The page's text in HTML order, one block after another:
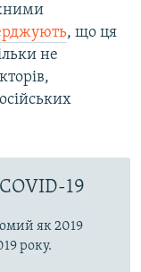
, що ця
не
19
як 2019
року.